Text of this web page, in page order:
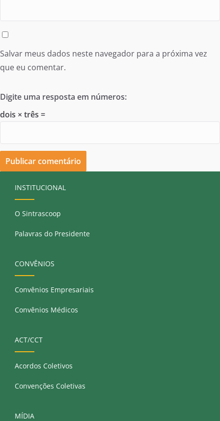
Salvar meus dados neste navegador para a próxima vez
que eu comentar.
Digite uma resposta em números:
dois × três =
INSTITUCIONAL
O Sintrascoop
Palavras do Presidente
CONVÊNIOS
Convênios Empresariais
Convênios Médicos
ACT/CCT
Acordos Coletivos
Convenções Coletivas
MÍDIA